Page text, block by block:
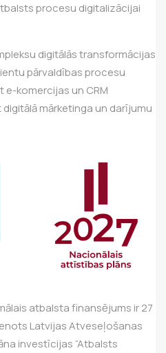
procesu digitalizācijai
digitālās transformācijas
pārvaldības procesu
komercijas un CRM
mārketinga un darījumu
atbalsta finansējums ir 27
Latvijas Atveseļošanas
investīcijas “Atbalsts